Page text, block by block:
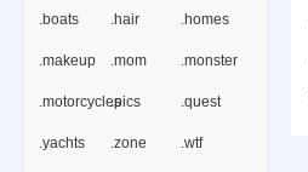
.boats .hair .homes
.makeup .mom .monster
.motorcycles.pics .quest
.yachts .zone .wtf